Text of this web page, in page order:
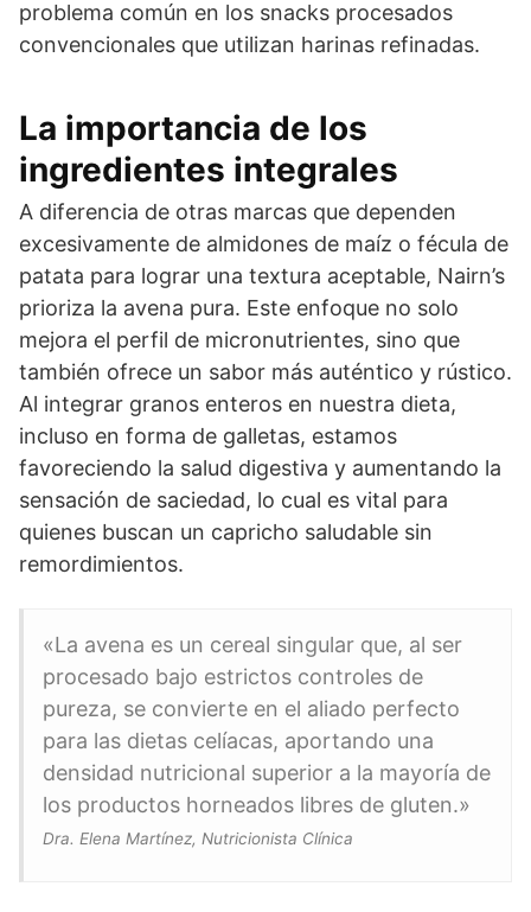
problema común en los snacks procesados
convencionales que utilizan harinas refinadas.
La importancia de los
ingredientes integrales
A diferencia de otras marcas que dependen
excesivamente de almidones de maíz o fécula de
patata para lograr una textura aceptable, Nairn’s
prioriza la avena pura. Este enfoque no solo
mejora el perfil de micronutrientes, sino que
también ofrece un sabor más auténtico y rústico.
Al integrar granos enteros en nuestra dieta,
incluso en forma de galletas, estamos
favoreciendo la salud digestiva y aumentando la
sensación de saciedad, lo cual es vital para
quienes buscan un capricho saludable sin
remordimientos.
«La avena es un cereal singular que, al ser
procesado bajo estrictos controles de
pureza, se convierte en el aliado perfecto
para las dietas celíacas, aportando una
densidad nutricional superior a la mayoría de
los productos horneados libres de gluten.»
Dra. Elena Martínez, Nutricionista Clínica